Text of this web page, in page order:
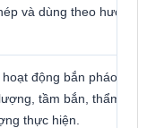
và dùng theo hướng
động bắn pháo hoa
tầm bắn, thẩm
thực hiện.